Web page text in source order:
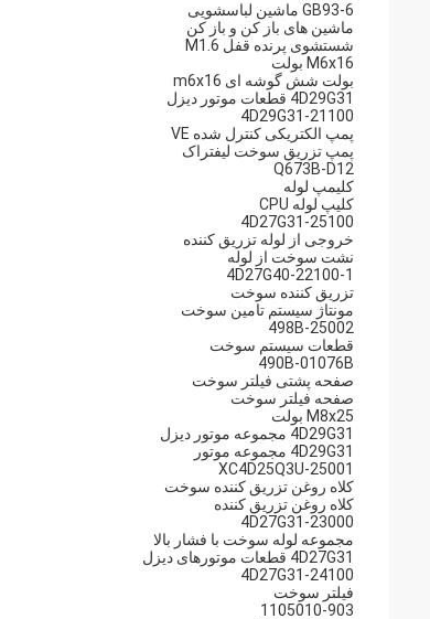
GB93-6 ماشین لباسشویی
ماشین های باز کن و باز کن
شستشوی پرنده قفل M1.6
M6x16 بولت
بولت شش گوشه ای m6x16
4D29G31 قطعات موتور دیزل
4D29G31-21100
پمپ الکتریکی کنترل شده VE
پمپ تزریق سوخت لیفتراک
Q673B-D12
کلیمپ لوله
کلیپ لوله CPU
4D27G31-25100
خروجی از لوله تزریق کننده
نشت سوخت از لوله
4D27G40-22100-1
تزریق کننده سوخت
مونتاژ سیستم تامین سوخت
498B-25002
قطعات سیستم سوخت
490B-01076B
صفحه پشتی فیلتر سوخت
صفحه فیلتر سوخت
M8x25 بولت
4D29G31 مجموعه موتور دیزل
4D29G31 مجموعه موتور
XC4D25Q3U-25001
کلاه روغن تزریق کننده سوخت
کلاه روغن تزریق کننده
4D27G31-23000
مجموعه لوله سوخت با فشار بالا
4D27G31 قطعات موتورهای دیزل
4D27G31-24100
فیلتر سوخت
1105010-903